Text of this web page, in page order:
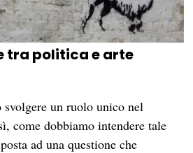
tra politica e arte
svolgere un ruolo unico nel
come dobbiamo intendere tale
ad una questione che